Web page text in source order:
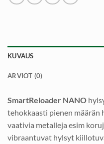
KUVAUS
ARVIOT (0)
SmartReloader NANO
tehokkaasti pienen
vaativia metalleja esim
vibraantuvat hylsyt